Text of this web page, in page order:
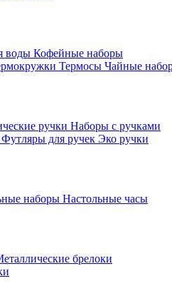
воды Кофейные наборы
Термосы Чайные
ручки Наборы с ручками
Футляры для ручек Эко ручки
наборы Настольные часы
брелоки